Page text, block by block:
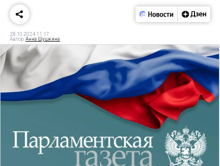
28.10.2024 11:17
Автор:Анна Шушкина